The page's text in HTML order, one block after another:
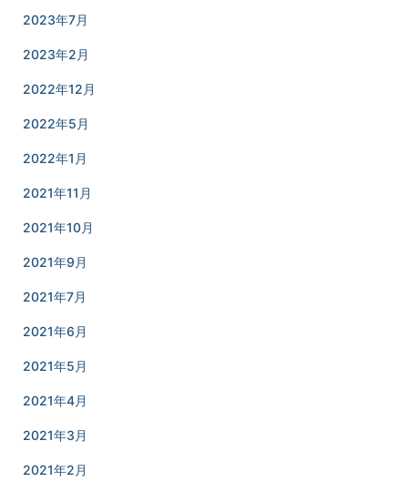
2023年7月
2023年2月
2022年12月
2022年5月
2022年1月
2021年11月
2021年10月
2021年9月
2021年7月
2021年6月
2021年5月
2021年4月
2021年3月
2021年2月